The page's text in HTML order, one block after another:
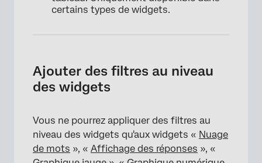
certains types de widgets.
Ajouter des filtres au niveau
des widgets
Vous ne pourrez appliquer des filtres au
niveau des widgets qu'aux widgets « Nuage
de mots », « Affichage des réponses », «